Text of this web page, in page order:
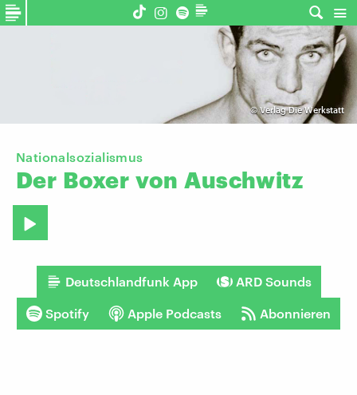
©Verlag Die Werkstatt
Nationalsozialismus
Der Boxer von Auschwitz
Deutschlandfunk App ARD Sounds
Spotify Apple Podcasts Abonnieren